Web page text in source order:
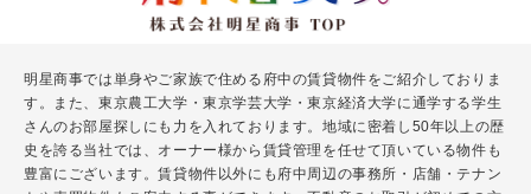
明星商事では単身やご家族で住める府中の賃貸物件をご紹介しておりま
す。また、東京農工大学・東京学芸大学・東京経済大学に通学する学生
さんのお部屋探しにも力を入れております。地域に密着し50年以上の歴
史を誇る当社では、オーナー様から賃貸管理を任せて頂いている物件も
豊富にございます。賃貸物件以外にも府中周辺の事務所・店舗・テナン